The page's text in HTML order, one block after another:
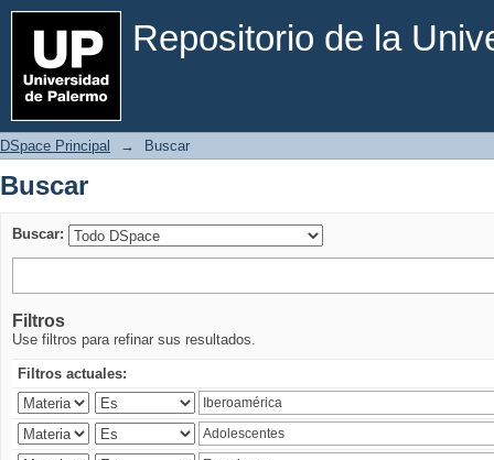
Repositorio de la
Buscar
DSpace Principal → Buscar
Buscar
Buscar:
Filtros
Use filtros para refinar sus resultados.
Filtros actuales: